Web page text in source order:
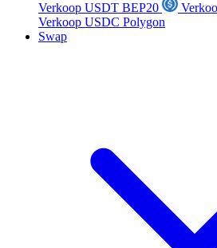
Verkoop USDT BEP20
Verkoop USDC Polygon
Swap